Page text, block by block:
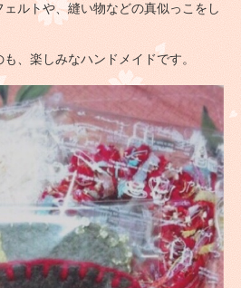
ルトや、縫い物などの真似っこをし
、楽しみなハンドメイドです。